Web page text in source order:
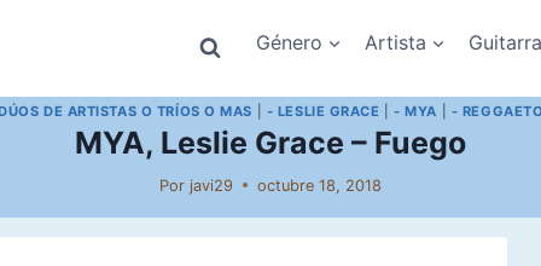
Género Artista
DE ARTISTAS O TRÍOS O MAS - LESLIE GRACE |- MYA -
MYA, Leslie Grace – Fuego
Por javi29 octubre 18, 2018